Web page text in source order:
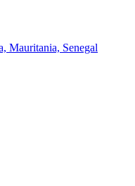
Mauritania, Senegal